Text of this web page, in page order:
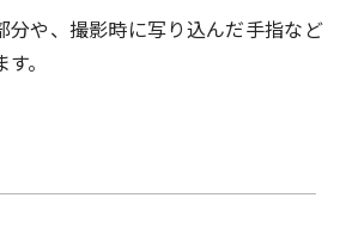
分や、撮影時に写り込んだ手指など
。